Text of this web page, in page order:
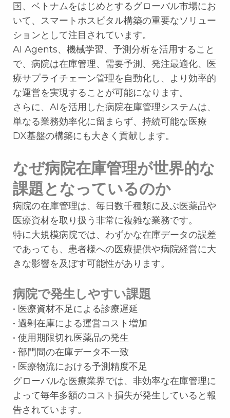
国、ベトナムをはじめとするグローバル市場にお
いて、スマートホスピタル構築の重要なソリュー
ションとして注目されています。
AI Agents、機械学習、予測分析を活用すること
で、病院は在庫管理、需要予測、発注最適化、医
療サプライチェーン管理を自動化し、より効率的
な運営を実現することが可能になります。
さらに、AIを活用した病院在庫管理システムは、
単なる業務効率化に留まらず、持続可能な医療
DX基盤の構築にも大きく貢献します。
なぜ病院在庫管理が世界的な
課題となっているのか
病院の在庫管理は、毎日数千種類に及ぶ医薬品や
医療資材を取り扱う非常に複雑な業務です。
特に大規模病院では、わずかな在庫データの誤差
であっても、患者様への医療提供や病院経営に大
きな影響を及ぼす可能性があります。
病院で発生しやすい課題
• 医療資材不足による診療遅延
• 過剰在庫による運営コスト増加
• 使用期限切れ医薬品の発生
• 部門間の在庫データ不一致
• 医療物流における予測精度不足
グローバルな医療業界では、非効率な在庫管理に
よって毎年多額のコスト損失が発生していると報
告されています。